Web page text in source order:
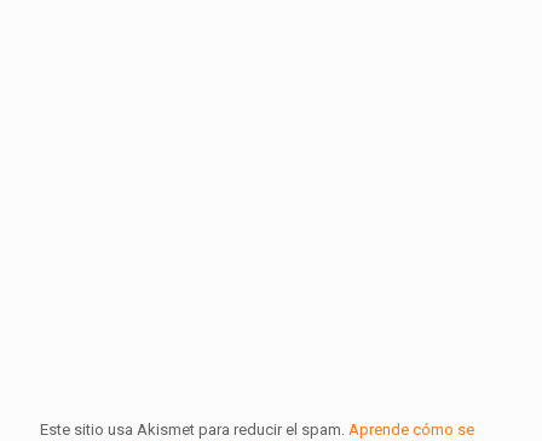
Este sitio usa Akismet para reducir el spam. Aprende cómo se